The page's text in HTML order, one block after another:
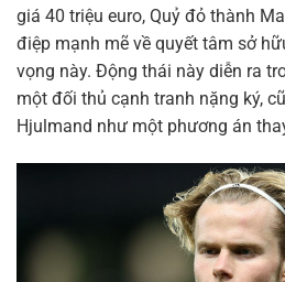
giá 40 triệu euro, Quỷ đỏ thành
điệp mạnh mẽ về quyết tâm sở
vọng này. Động thái này diễn ra
một đối thủ cạnh tranh nặng ký,
Hjulmand như một phương án